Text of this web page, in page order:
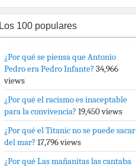
Los 100 populares
¿Por qué se piensa que Antonio
Pedro era Pedro Infante? 34,966
views
¿Por qué el racismo es inaceptable
para la convivencia? 19,450 views
¿Por qué el Titanic no se puede sacar
del mar? 17,796 views
¿Por qué Las mañanitas las cantaba